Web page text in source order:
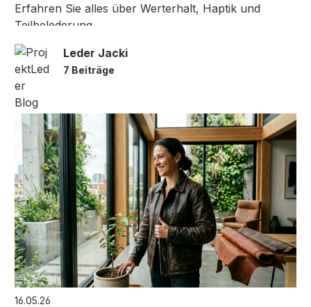
Erfahren Sie alles über Werterhalt, Haptik und
Teilbelederung.
Leder Jacki
7 Beiträge
16.05.26